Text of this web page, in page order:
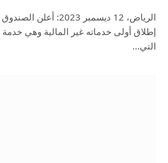
الرياض، 12 ديسمبر
إطلاق أولى خدماته غير المالية وهي
التي…